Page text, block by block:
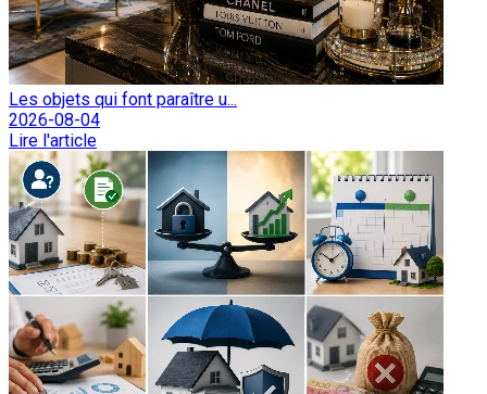
Les objets qui font paraître u...
2026-08-04
Lire l'article